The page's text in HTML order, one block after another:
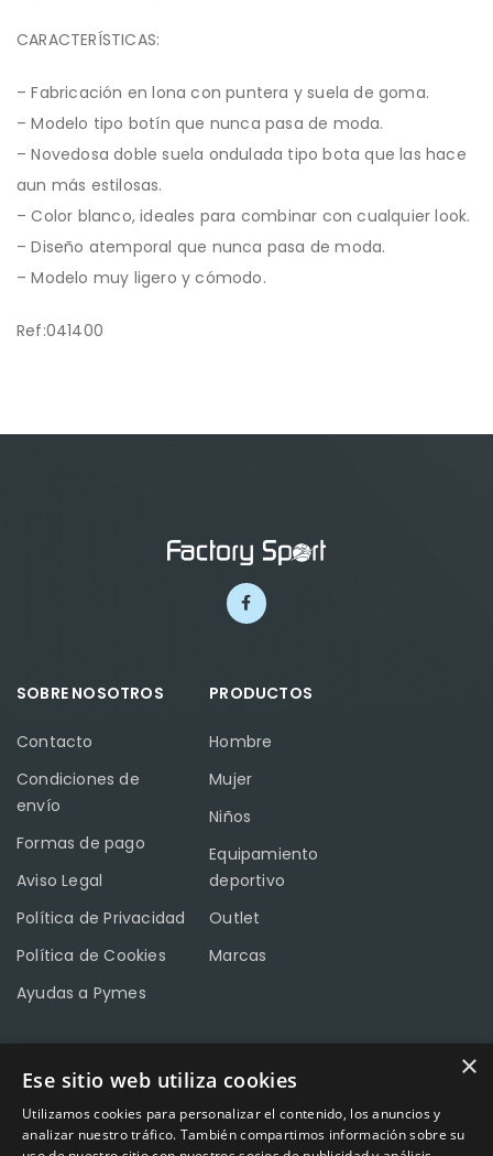
CARACTERÍSTICAS:
– Fabricación en lona con puntera y suela de goma.
– Modelo tipo botín que nunca pasa de moda.
– Novedosa doble suela ondulada tipo bota que las hace
aun más estilosas.
– Color blanco, ideales para combinar con cualquier look.
– Diseño atemporal que nunca pasa de moda.
– Modelo muy ligero y cómodo.
Ref:041400
SOBRE NOSOTROS
Contacto
Condiciones de
envío
Formas de pago
Aviso Legal
Política de Privacidad
Política de Cookies
Ayudas a Pymes
PRODUCTOS
Hombre
Mujer
Niños
Equipamiento
deportivo
Outlet
Marcas
CONTACTO
Calle Méndez Núñez nº3 – Fuente Palmera 14120 Córdoba
×
Ese sitio web utiliza cookies
Utilizamos cookies para personalizar el contenido, los anuncios y
analizar nuestro tráfico. También compartimos información sobre su